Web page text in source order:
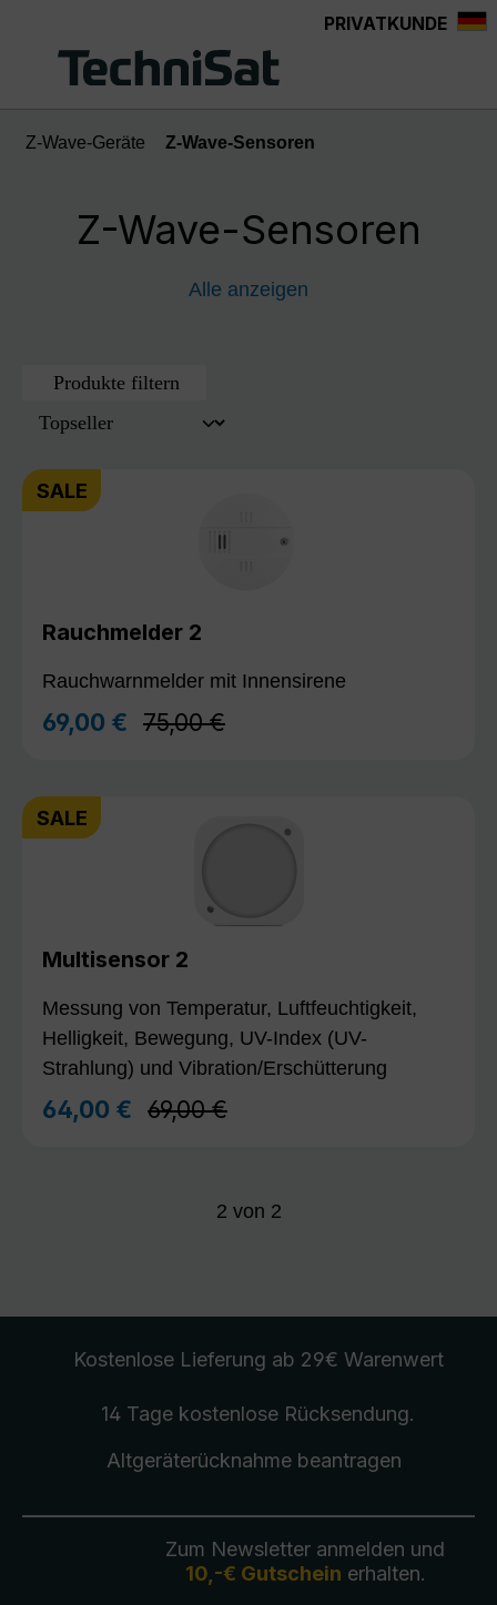
PRIVATKUNDE
Z-Wave-Geräte Z-Wave-Sensoren
Z-Wave-Sensoren
Alle anzeigen
Produkte filtern
SALE
Rauchmelder 2
Rauchwarnmelder mit Innensirene
Verkaufspreis:
69,00 € Regulärer Preis:
75,00 €
SALE
Multisensor 2
Messung von Temperatur, Luftfeuchtigkeit,
Helligkeit, Bewegung, UV-Index (UV-
Strahlung) und Vibration/Erschütterung
Verkaufspreis:
64,00 € Regulärer Preis:
69,00 €
2 von 2
Kostenlose Lieferung ab 29€ Warenwert
14 Tage kostenlose Rücksendung.
Altgeräterücknahmebeantragen
Zum Newsletter anmelden und
10,-€ Gutschein erhalten.